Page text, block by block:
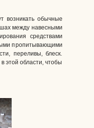
возникать обычные
между навесными
средствами
пропитывающими
переливы, блеск.
этой области, чтобы